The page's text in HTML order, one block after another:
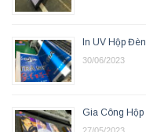
In UV Hộp
30/06/2023
Gia Công